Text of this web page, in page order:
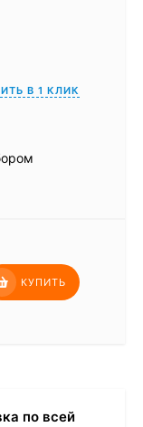
В 1 КЛИК
КУПИТЬ
по всей